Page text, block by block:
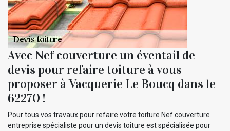
Avec Nef couverture un éventail de
devis pour refaire toiture à vous
proposer à Vacquerie Le Boucq dans le
62270 !
Pour tous vos travaux pour refaire votre toiture Nef couverture
entreprise spécialiste pour un devis toiture est spécialisée pour